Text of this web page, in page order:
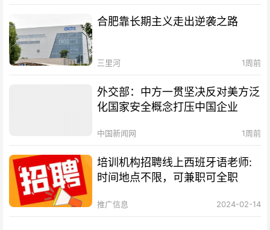
合肥靠长期主义走出逆袭之路
三里河 1周前
外交部：中方一贯坚决反对美方泛
化国家安全概念打压中国企业
中国新闻网 1周前
培训机构招聘线上西班牙语老师:
时间地点不限，可兼职可全职
推广信息 2024-02-14